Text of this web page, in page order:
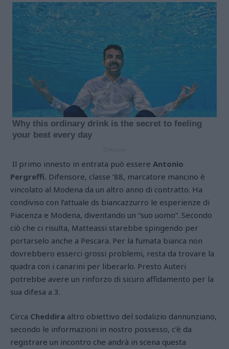
Il primo innesto in entrata può essere Antonio
Pergreffi. Difensore, classe ’88, marcatore mancino è
vincolato al Modena da un altro anno di contratto. Ha
condiviso con l’attuale ds biancazzurro le esperienze di
Piacenza e Modena, diventando un “suo uomo”. Secondo
ciò che ci risulta, Matteassi starebbe spingendo per
portarselo anche a Pescara. Per la fumata bianca non
dovrebbero esserci grossi problemi, resta da trovare la
quadra con i canarini per liberarlo. Presto Auteri
potrebbe avere un rinforzo di sicuro affidamento per la
sua difesa a 3.
Circa Cheddira altro obiettivo del sodalizio dannunziano,
secondo le informazioni in nostro possesso, c’è da
registrare un incontro che andrà in scena questa